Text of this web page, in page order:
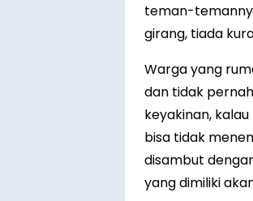
teman-
girang, tiada
Warga yang
dan tidak
keyakinan,
bisa tidak
disambut
yang dimiliki